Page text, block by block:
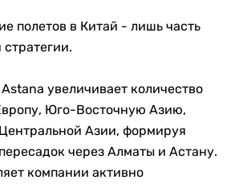
полетов в Китай - лишь часть
увеличивает количество
Юго-Восточную Азию,
Азии, формируя
через Алматы и Астану.
компании активно